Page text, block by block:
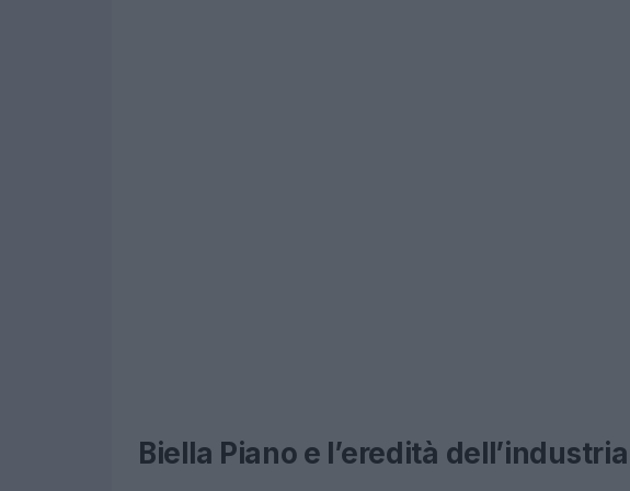
Biella Piano e l’eredità